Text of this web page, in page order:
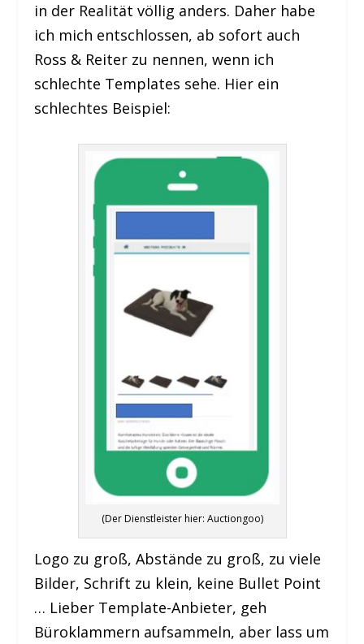
in der Realität völlig anders. Daher habe
ich mich entschlossen, ab sofort auch
Ross & Reiter zu nennen, wenn ich
schlechte Templates sehe. Hier ein
schlechtes Beispiel:
(Der Dienstleister hier: Auctiongoo)
Logo zu groß, Abstände zu groß, zu viele
Bilder, Schrift zu klein, keine Bullet Point
… Lieber Template-Anbieter, geh
Büroklammern aufsammeln, aber lass um